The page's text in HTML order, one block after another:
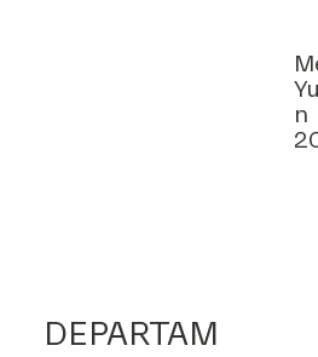
DEPARTAM
n